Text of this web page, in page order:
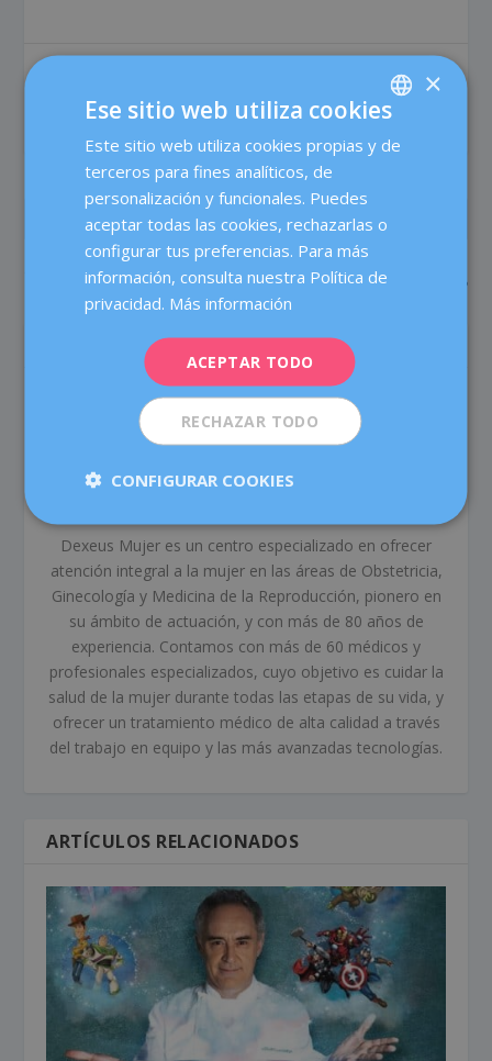
ANTERIOR
¿Por qué se ha retirado el
SIGUIENTE
Padres a los 50, ¿cuál es el
límite biológico para ellos?
SOBRE EL AUTOR
Dexeus Mujer es un centro especializado en ofrecer
atención integral a la mujer en las áreas de Obstetricia,
Ginecología y Medicina de la Reproducción, pionero en
su ámbito de actuación, y con más de 80 años de
experiencia. Contamos con más de 60 médicos y
profesionales especializados, cuyo objetivo es cuidar la
salud de la mujer durante todas las etapas de su vida, y
ofrecer un tratamiento médico de alta calidad a través
del trabajo en equipo y las más avanzadas tecnologías.
ARTÍCULOS RELACIONADOS
SPANISH
×
Ese sitio web utiliza cookies
Este sitio web utiliza cookies propias y de
terceros para fines analíticos, de
personalización y funcionales. Puedes
aceptar todas las cookies, rechazarlas o
configurar tus preferencias. Para más
información, consulta nuestra Política de
privacidad. Más información
ACEPTAR TODO
RECHAZAR TODO
CONFIGURAR COOKIES